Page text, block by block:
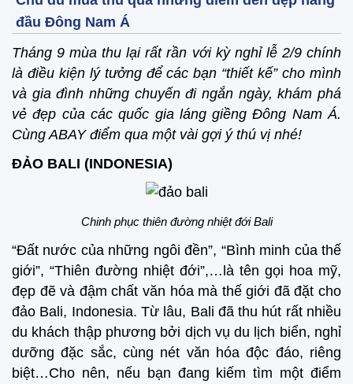
đầu Đông Nam Á
Tháng 9 mùa thu lại rất rần với kỳ nghỉ lễ 2/9 chính
là điều kiện lý tưởng để các bạn “thiết kế” cho mình
và gia đình những chuyến đi ngắn ngày, khám phá
vẻ đẹp của các quốc gia láng giềng Đông Nam Á.
Cùng ABAY điểm qua một vài gợi ý thú vị nhé!
ĐẢO BALI (INDONESIA)
Chinh phục thiên đường nhiệt đới Bali
“Đất nước của những ngôi đền”, “Bình minh của thế
giới”, “Thiên đường nhiệt đới”,…là tên gọi hoa mỹ,
đẹp đẽ và đậm chất văn hóa mà thế giới đã đặt cho
đảo Bali, Indonesia. Từ lâu, Bali đã thu hút rất nhiều
du khách thập phương bởi dịch vụ du lịch biển, nghỉ
dưỡng đặc sắc, cùng nét văn hóa độc đáo, riêng
biệt…Cho nên, nếu bạn đang kiếm tìm một điểm